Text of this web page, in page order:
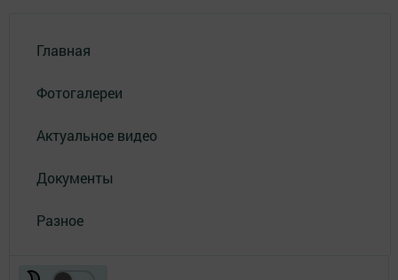
Главная
Фотогалереи
Актуальное видео
Документы
Разное